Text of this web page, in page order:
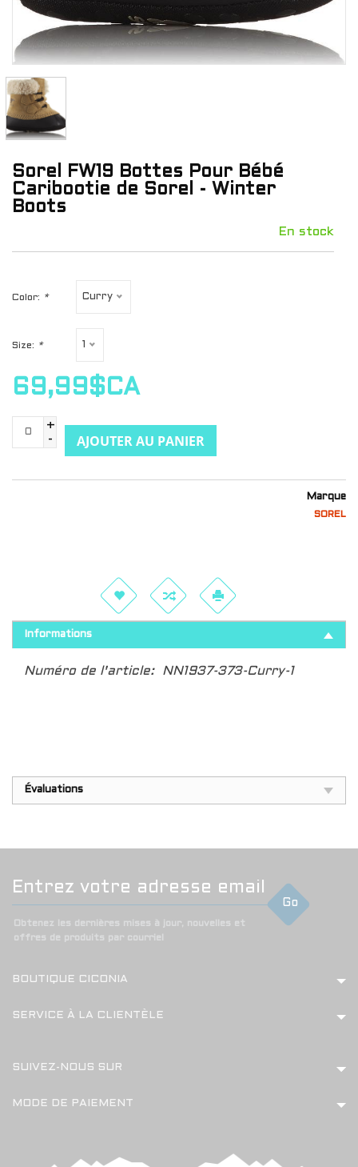
Sorel FW19 Bottes Pour Bébé
Caribootie de Sorel - Winter
Boots
En stock
Color: * Curry
Size: * 1
69,99$CA
+
-
AJOUTER AU PANIER
Marque
SOREL
Informations
Numéro de l'article: NN1937-373-Curry-1
Évaluations
Go
Obtenez les dernières mises à jour, nouvelles et
offres de produits par courriel
BOUTIQUE CICONIA
SERVICE À LA CLIENTÈLE
SUIVEZ-NOUS SUR
MODE DE PAIEMENT